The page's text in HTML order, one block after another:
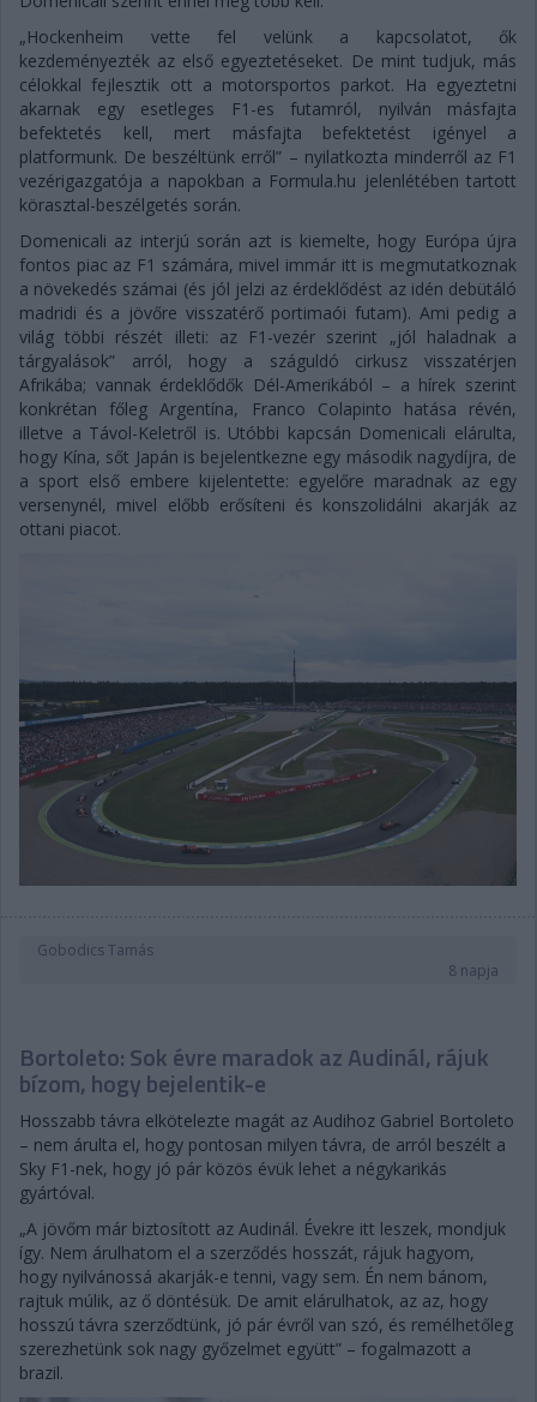
„Hockenheim vette fel velünk a kapcsolatot, ők
kezdeményezték az első egyeztetéseket. De mint tudjuk, más
célokkal fejlesztik ott a motorsportos parkot. Ha egyeztetni
akarnak egy esetleges F1-es futamról, nyilván másfajta
befektetés kell, mert másfajta befektetést igényel a
platformunk. De beszéltünk erről” – nyilatkozta minderről az F1
vezérigazgatója a napokban a Formula.hu jelenlétében tartott
körasztal-beszélgetés során.
Domenicali az interjú során azt is kiemelte, hogy Európa újra
fontos piac az F1 számára, mivel immár itt is megmutatkoznak
a növekedés számai (és jól jelzi az érdeklődést az idén debütáló
madridi és a jövőre visszatérő portimaói futam). Ami pedig a
világ többi részét illeti: az F1-vezér szerint „jól haladnak a
tárgyalások” arról, hogy a száguldó cirkusz visszatérjen
Afrikába; vannak érdeklődők Dél-Amerikából – a hírek szerint
konkrétan főleg Argentína, Franco Colapinto hatása révén,
illetve a Távol-Keletről is. Utóbbi kapcsán Domenicali elárulta,
hogy Kína, sőt Japán is bejelentkezne egy második nagydíjra, de
a sport első embere kijelentette: egyelőre maradnak az egy
versenynél, mivel előbb erősíteni és konszolidálni akarják az
ottani piacot.
Gobodics Tamás
8 napja
Bortoleto: Sok évre maradok az Audinál, rájuk
bízom, hogy bejelentik-e
Hosszabb távra elkötelezte magát az Audihoz Gabriel Bortoleto
– nem árulta el, hogy pontosan milyen távra, de arról beszélt a
Sky F1-nek, hogy jó pár közös évük lehet a négykarikás
gyártóval.
„A jövőm már biztosított az Audinál. Évekre itt leszek, mondjuk
így. Nem árulhatom el a szerződés hosszát, rájuk hagyom,
hogy nyilvánossá akarják-e tenni, vagy sem. Én nem bánom,
rajtuk múlik, az ő döntésük. De amit elárulhatok, az az, hogy
hosszú távra szerződtünk, jó pár évről van szó, és remélhetőleg
szerezhetünk sok nagy győzelmet együtt” – fogalmazott a
brazil.